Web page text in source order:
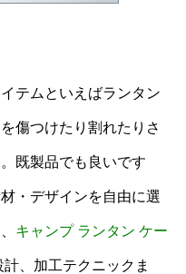
テムといえばランタン
傷つけたり割れたりさ
既製品でも良いです
・デザインを自由に選
キャンプ ランタン ケー
、加工テクニックま